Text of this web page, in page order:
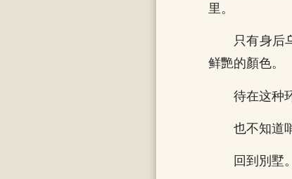
里。
只有身后
鲜艷的顏色。
待在这种
也不知道
回到別墅。